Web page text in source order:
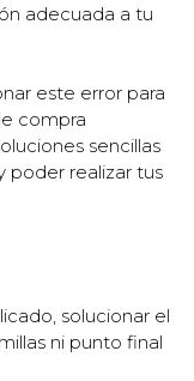
adecuada a tu
este error para
compra
sencillas
poder realizar tus
solucionar el
ni punto final